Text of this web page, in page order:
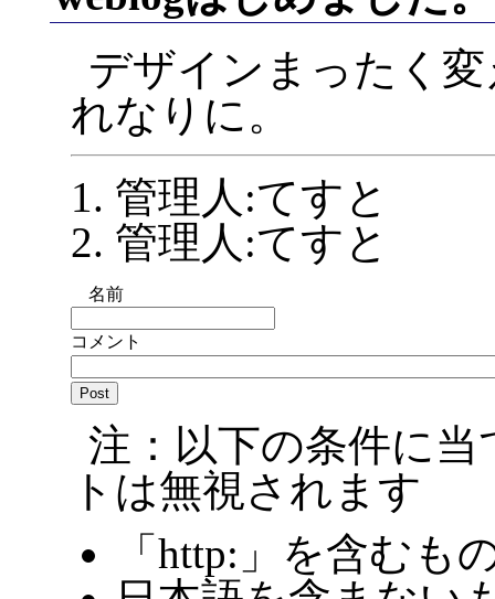
デザインまったく
れなりに。
管理人:てすと
管理人:てすと
名前
コメント
注：以下の条件に
トは無視されます
「http:」を含むも